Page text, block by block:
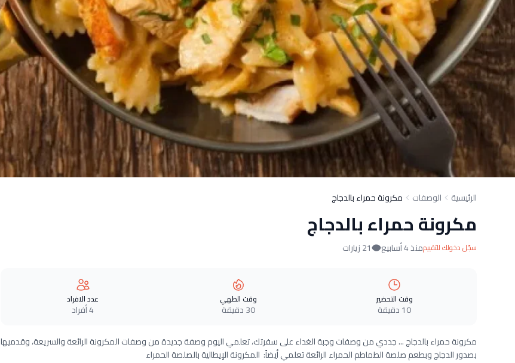
الرئيسية الوصفات مكرونة حمراء بالدجاج
مكرونة حمراء بالدجاج
سجّل دخولك للتقييممنذ 4 أسابيع 21 زيارات
وقت التحضير
10 دقيقة
وقت الطهي
30 دقيقة
عدد الافراد
4 أفراد
مكرونة حمراء بالدجاج ... جددي من وصفات وجبة الغداء على سفرتك، تعلمي اليوم وصفة جديدة من وصفات المكرونة الرائعة والسريعة، وقدميها
بصدور الدجاج وبطعم صلصة الطماطم الحمراء الرائعة تعلمي أيضاً: المكرونة الإيطالية بالصلصة الحمراء